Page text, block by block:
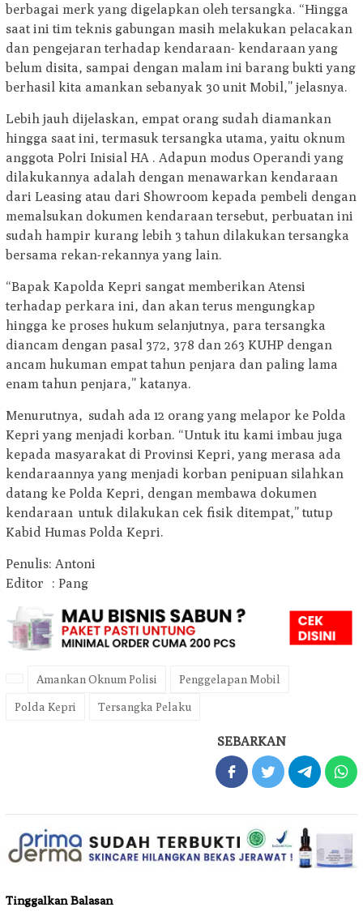
berbagai merk yang digelapkan oleh tersangka. “Hingga
saat ini tim teknis gabungan masih melakukan pelacakan
dan pengejaran terhadap kendaraan- kendaraan yang
belum disita, sampai dengan malam ini barang bukti yang
berhasil kita amankan sebanyak 30 unit Mobil,” jelasnya.
Lebih jauh dijelaskan, empat orang sudah diamankan
hingga saat ini, termasuk tersangka utama, yaitu oknum
anggota Polri Inisial HA . Adapun modus Operandi yang
dilakukannya adalah dengan menawarkan kendaraan
dari Leasing atau dari Showroom kepada pembeli dengan
memalsukan dokumen kendaraan tersebut, perbuatan ini
sudah hampir kurang lebih 3 tahun dilakukan tersangka
bersama rekan-rekannya yang lain.
“Bapak Kapolda Kepri sangat memberikan Atensi
terhadap perkara ini, dan akan terus mengungkap
hingga ke proses hukum selanjutnya, para tersangka
diancam dengan pasal 372, 378 dan 263 KUHP dengan
ancam hukuman empat tahun penjara dan paling lama
enam tahun penjara,” katanya.
Menurutnya, sudah ada 12 orang yang melapor ke Polda
Kepri yang menjadi korban. “Untuk itu kami imbau juga
kepada masyarakat di Provinsi Kepri, yang merasa ada
kendaraannya yang menjadi korban penipuan silahkan
datang ke Polda Kepri, dengan membawa dokumen
kendaraan untuk dilakukan cek fisik ditempat,” tutup
Kabid Humas Polda Kepri.
Penulis: Antoni
Editor : Pang
Amankan Oknum Polisi Penggelapan Mobil
Polda Kepri Tersangka Pelaku
SEBARKAN
Tinggalkan Balasan